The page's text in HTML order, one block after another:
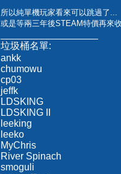
所以純單機玩家看來可以跳過了...
或是等兩三年後STEAM特價再來收
垃圾桶名單:
ankk
chumowu
cp03
jeffk
LDSKING
LDSKING II
leeking
leeko
MyChris
River Spinach
smoguli